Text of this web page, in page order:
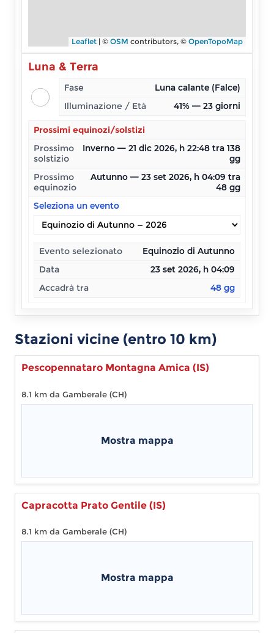
Leaflet | © OSM contributors, © OpenTopoMap
Luna & Terra
Fase
Luna calante (Falce)
Illuminazione / Età
41% — 23 giorni
Prossimi equinozi/solstizi
Prossimo
solstizio
Inverno — 21 dic 2026, h 22:48 tra 138
gg
Prossimo
equinozio
Autunno — 23 set 2026, h 04:09 tra
48 gg
Seleziona un evento
Evento selezionato
Equinozio di Autunno
Data
23 set 2026, h 04:09
Accadrà tra
48 gg
Stazioni vicine (entro 10 km)
Pescopennataro Montagna Amica (IS)
8.1 km da Gamberale (CH)
Mostra mappa
Capracotta Prato Gentile (IS)
8.1 km da Gamberale (CH)
Mostra mappa